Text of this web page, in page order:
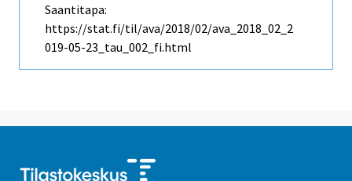
Saantitapa:
https://stat.fi/til/ava/2018/02/ava_2018_02_2
019-05-23_tau_002_fi.html